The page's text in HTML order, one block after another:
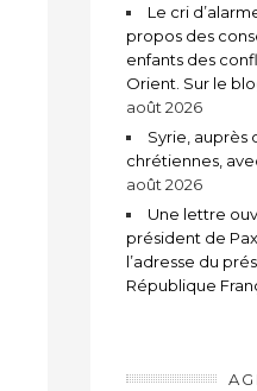
Le cri
propos des
enfants des
Orient. Sur le
août 2026
Syrie, auprès
chrétiennes,
août 2026
Une lettre
président de
l’adresse du
République